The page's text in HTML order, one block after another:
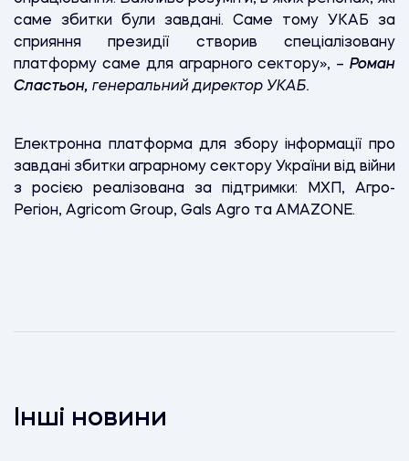
саме збитки були завдані. Саме тому УКАБ за
сприяння президії створив спеціалізовану
платформу саме для аграрного сектору», – Роман
Сластьон, генеральний директор УКАБ.
Електронна платформа для збору інформації про
завдані збитки аграрному сектору України від війни
з росією реалізована за підтримки: МХП, Агро-
Регіон, Agricom Group, Gals Agro та AMAZONE.
Інші новини